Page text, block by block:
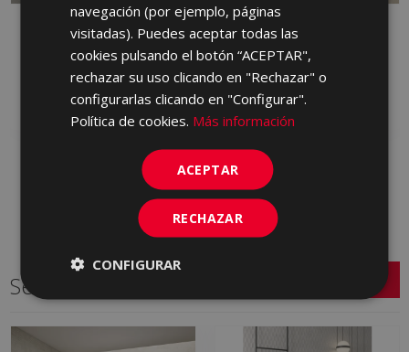
PETRALAVA GRIS ANTID
C2 60,75 X 60,75
HXA710 | 60.75x60.75
Añadir a favoritos
PETRALAVA ARENA
60,75 X 60,75
JCD230 | 60.75x60.75
Añadir a favoritos
Series relacionadas
navegación (por ejemplo, páginas
visitadas). Puedes aceptar todas las
cookies pulsando el botón “ACEPTAR",
rechazar su uso clicando en "Rechazar" o
configurarlas clicando en "Configurar".
Política de cookies. Más información
ACEPTAR
RECHAZAR
CONFIGURAR